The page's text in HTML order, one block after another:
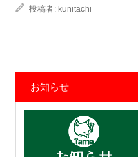
投稿者: kunitachi
お知らせ